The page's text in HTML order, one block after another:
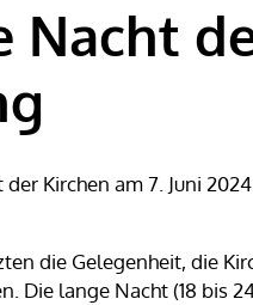
Nacht
der Kirchen am 7. Juni
die Gelegenheit, die
Die lange Nacht (18 bis